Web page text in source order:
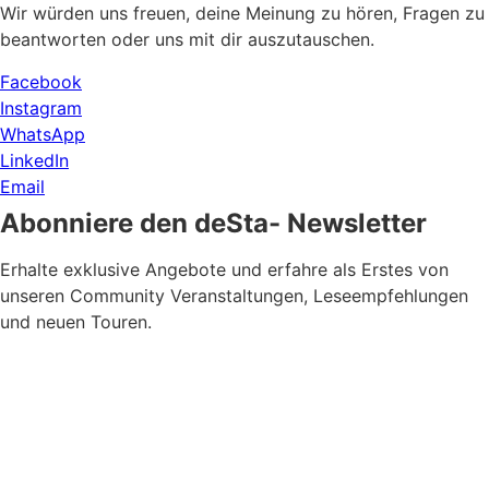
Wir würden uns freuen, deine Meinung zu hören, Fragen zu
beantworten oder uns mit dir auszutauschen.
Facebook
Instagram
WhatsApp
LinkedIn
Email
Abonniere den deSta- Newsletter
Erhalte exklusive Angebote und erfahre als Erstes von
unseren Community Veranstaltungen, Leseempfehlungen
und neuen Touren.